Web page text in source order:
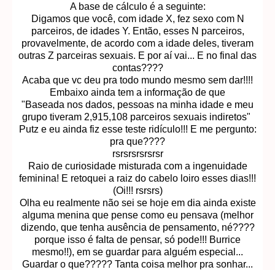
A base de cálculo é a seguinte:
Digamos que você, com idade X, fez sexo com N
parceiros, de idades Y. Então, esses N parceiros,
provavelmente, de acordo com a idade deles, tiveram
outras Z parceiras sexuais. E por aí vai... E no final das
contas????
Acaba que vc deu pra todo mundo mesmo sem dar!!!!
Embaixo ainda tem a informação de que
"Baseada nos dados, pessoas na minha idade e meu
grupo tiveram 2,915,108 parceiros sexuais indiretos"
Putz e eu ainda fiz esse teste ridículo!!! E me pergunto:
pra que????
rsrsrsrsrsrsr
Raio de curiosidade misturada com a ingenuidade
feminina! E retoquei a raiz do cabelo loiro esses dias!!!
(Oi!!! rsrsrs)
Olha eu realmente não sei se hoje em dia ainda existe
alguma menina que pense como eu pensava (melhor
dizendo, que tenha ausência de pensamento, né????
porque isso é falta de pensar, só pode!!! Burrice
mesmo!!), em se guardar para alguém especial...
Guardar o que????? Tanta coisa melhor pra sonhar...